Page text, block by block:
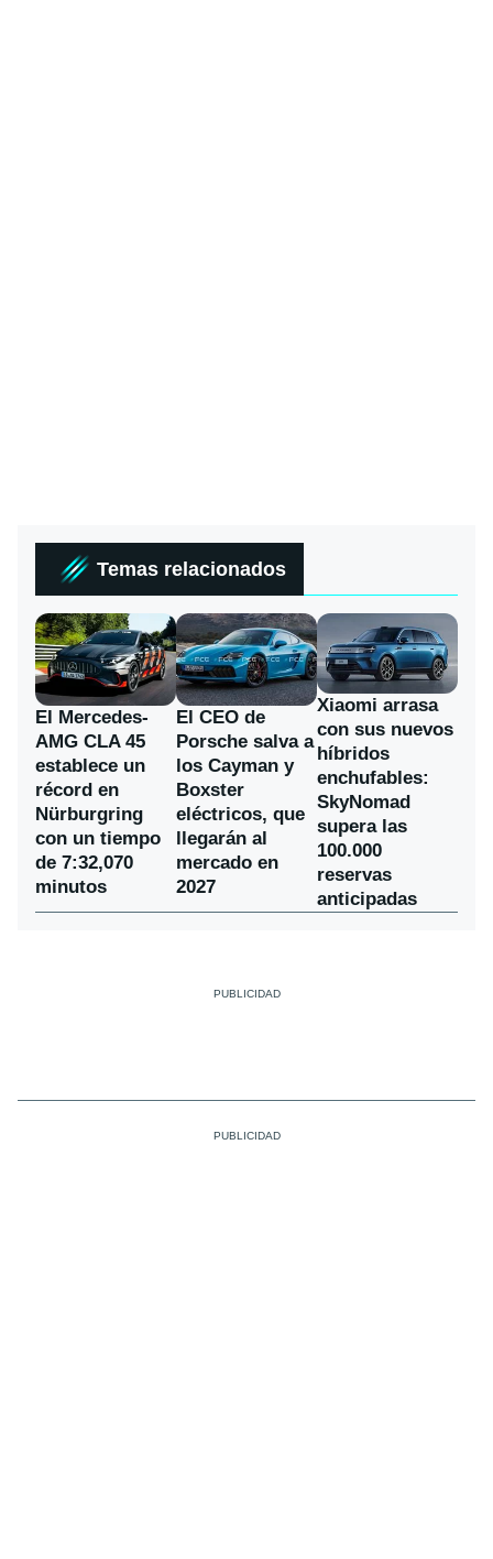
Temas relacionados
El Mercedes-
AMG CLA 45
establece un
récord en
Nürburgring
con un tiempo
de 7:32,070
minutos
El CEO de
Porsche salva a
los Cayman y
Boxster
eléctricos, que
llegarán al
mercado en
2027
Xiaomi arrasa
con sus nuevos
híbridos
enchufables:
SkyNomad
supera las
100.000
reservas
anticipadas